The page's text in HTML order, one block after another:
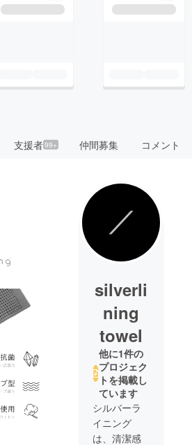
支援者99+ 仲間募集 コメント
silverli
ning
towel
他に1件の
プロジェク
トを掲載し
ています
シルバーラ
イニング
は、清潔感